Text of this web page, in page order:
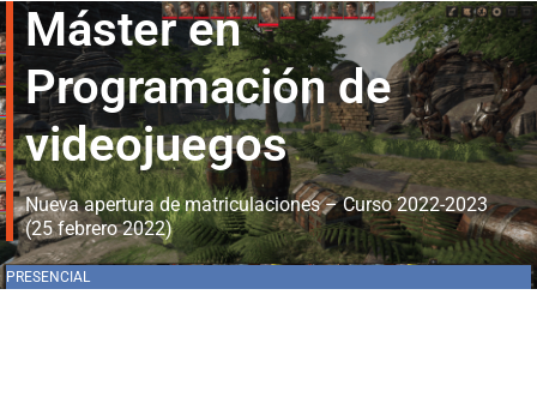
Máster en
Programación de
videojuegos
Nueva apertura de matriculaciones – Curso 2022-2023
(25 febrero 2022)
PRESENCIAL